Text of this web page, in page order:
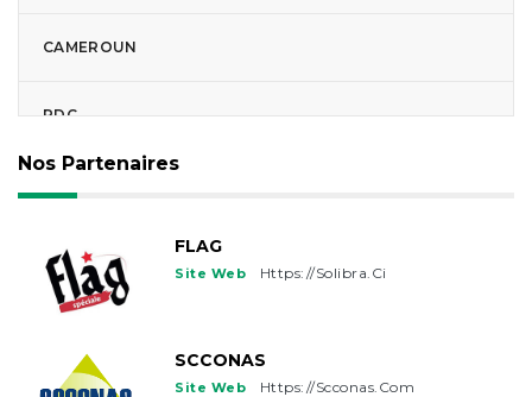
CAMEROUN
RDC
GUINEE-BISSAU
FRANCE
USA
Nos Partenaires
FLAG
Site Web Https://solibra.ci
SCCONAS
Site Web Https://scconas.com